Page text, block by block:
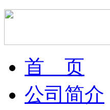
首 页
公司简介